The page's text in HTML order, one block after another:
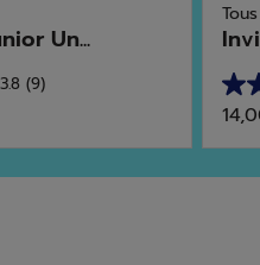
Un...
3.8 (9)
4.5
sur
5